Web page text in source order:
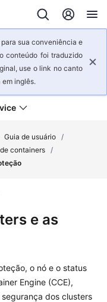
sua conveniência e
conteúdo foi traduzido
use o link no canto
em inglês.
Guia de usuário /
containers /
e as
o nó e o status
Engine (CCE),
dos clusters